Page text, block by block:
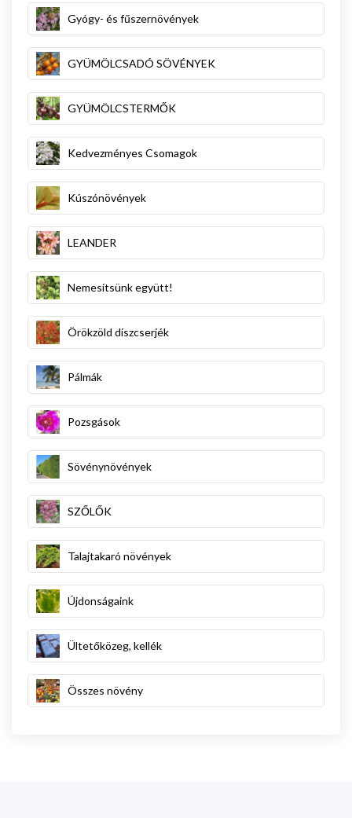
Gyógy- és fűszernövények
GYÜMÖLCSADÓ SÖVÉNYEK
GYÜMÖLCSTERMŐK
Kedvezményes Csomagok
Kúszónövények
LEANDER
Nemesítsünk együtt!
Örökzöld díszcserjék
Pálmák
Pozsgások
Sövénynövények
SZŐLŐK
Talajtakaró növények
Újdonságaink
Ültetőközeg, kellék
Összes növény